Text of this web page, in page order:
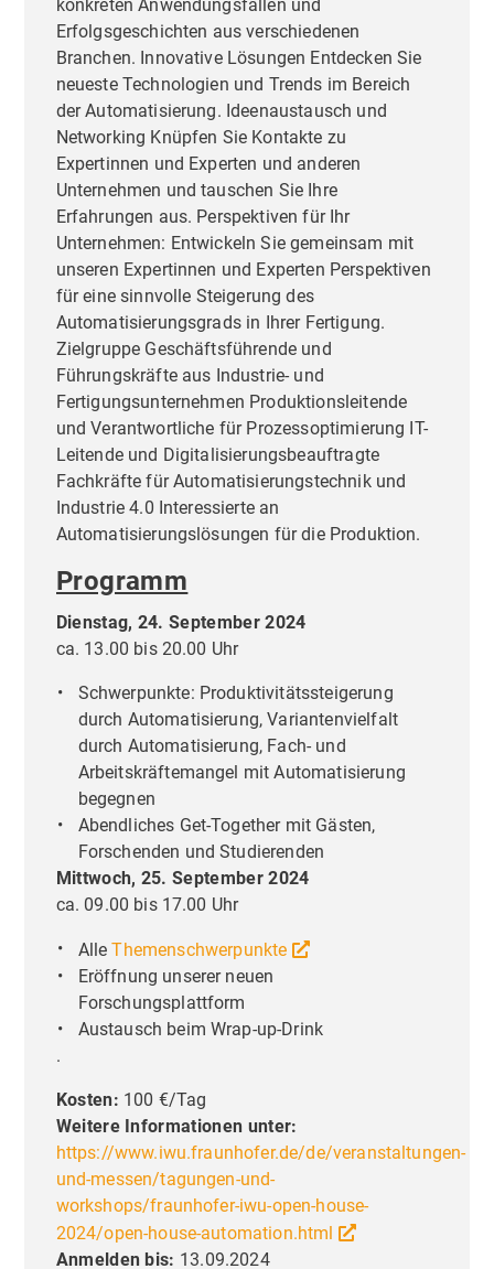
konkreten Anwendungsfällen und
Erfolgsgeschichten aus verschiedenen
Branchen. Innovative Lösungen Entdecken Sie
neueste Technologien und Trends im Bereich
der Automatisierung. Ideenaustausch und
Networking Knüpfen Sie Kontakte zu
Expertinnen und Experten und anderen
Unternehmen und tauschen Sie Ihre
Erfahrungen aus. Perspektiven für Ihr
Unternehmen: Entwickeln Sie gemeinsam mit
unseren Expertinnen und Experten Perspektiven
für eine sinnvolle Steigerung des
Automatisierungsgrads in Ihrer Fertigung.
Zielgruppe Geschäftsführende und
Führungskräfte aus Industrie- und
Fertigungsunternehmen Produktionsleitende
und Verantwortliche für Prozessoptimierung IT-
Leitende und Digitalisierungsbeauftragte
Fachkräfte für Automatisierungstechnik und
Industrie 4.0 Interessierte an
Automatisierungslösungen für die Produktion.
Programm
Dienstag, 24. September 2024
ca. 13.00 bis 20.00 Uhr
Schwerpunkte: Produktivitätssteigerung
durch Automatisierung, Variantenvielfalt
durch Automatisierung, Fach- und
Arbeitskräftemangel mit Automatisierung
begegnen
Abendliches Get-Together mit Gästen,
Forschenden und Studierenden
Mittwoch, 25. September 2024
ca. 09.00 bis 17.00 Uhr
AlleThemenschwerpunkte
Eröffnung unserer neuen
Forschungsplattform
Austausch beim Wrap-up-Drink
.
Kosten: 100 €/Tag
Weitere Informationen unter:
https://www.iwu.fraunhofer.de/de/veranstaltungen-
und-messen/tagungen-und-
workshops/fraunhofer-iwu-open-house-
2024/open-house-automation.html
Anmelden bis: 13.09.2024
Liebe Besucher,
Technologien von Dritten, um ihre
Dienste anzubieten, stetig zu verbessern
und Werbung entsprechend der
Interessen der Nutzer anzuzeigen. Ich bin
damit einverstanden und kann meine